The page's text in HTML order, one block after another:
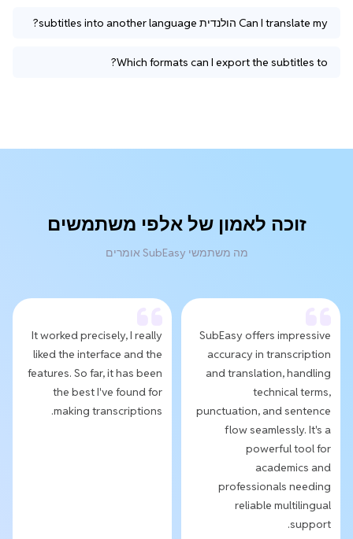
Can I translate my הולנדית subtitles into another language?
Which formats can I export the subtitles to?
זוכה לאמון של אלפי משתמשים
מה משתמשי SubEasy אומרים
SubEasy offers impressive
accuracy in transcription
and translation, handling
technical terms,
punctuation, and sentence
flow seamlessly. It's a
powerful tool for
academics and
professionals needing
reliable multilingual
support.
It worked precisely, I really
liked the interface and the
features. So far, it has been
the best I've found for
making transcriptions.